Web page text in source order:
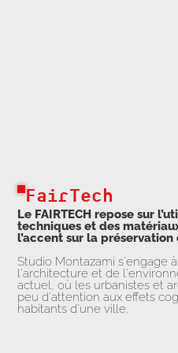
FairTech
Le FAIRTECH repose sur
techniques et des
l’accent sur la préservation
Studio Montazami s'engage
l'architecture et de
actuel, où les urbanistes et
peu d'attention aux effets
habitants d'une ville.